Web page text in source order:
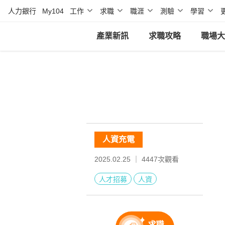
人力銀行 My104 工作 求職 職涯 測驗 學習
產業新訊 求職攻略 職場
人資充電
2025.02.25 ｜ 4447次觀看
人才招募 人資